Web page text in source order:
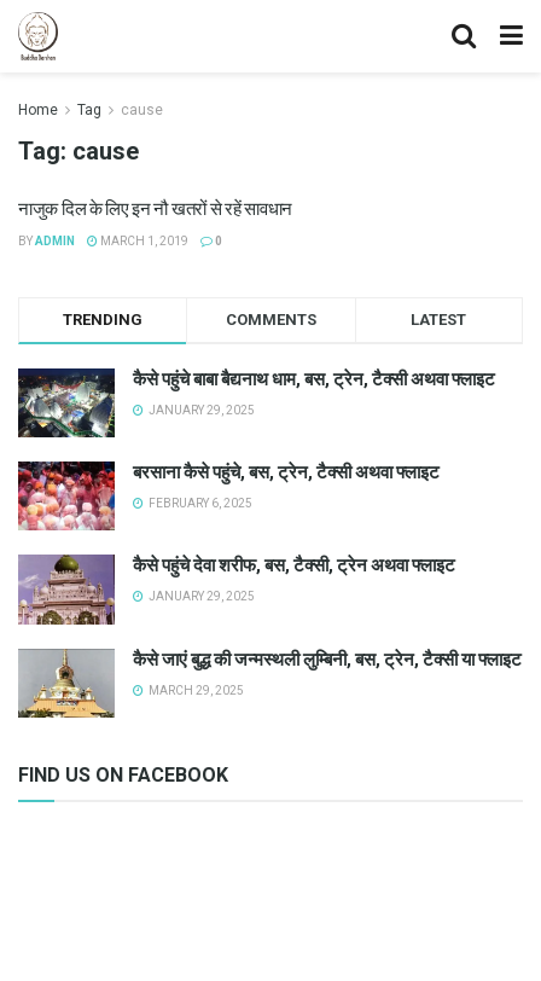
Home Tag cause
Tag: cause
नाजुक दिल के लिए इन नौ खतरों से रहें सावधान
BYADMIN MARCH 1, 2019 0
TRENDING COMMENTS LATEST
कैसे पहुंचे बाबा बैद्यनाथ धाम, बस, ट्रेन, टैक्सी अथवा फ्लाइट
JANUARY 29, 2025
बरसाना कैसे पहुंचे, बस, ट्रेन, टैक्सी अथवा फ्लाइट
FEBRUARY 6, 2025
कैसे पहुंचे देवा शरीफ, बस, टैक्सी, ट्रेन अथवा फ्लाइट
JANUARY 29, 2025
कैसे जाएं बुद्ध की जन्मस्थली लुम्बिनी, बस, ट्रेन, टैक्सी या फ्लाइट
MARCH 29, 2025
FIND US ON FACEBOOK